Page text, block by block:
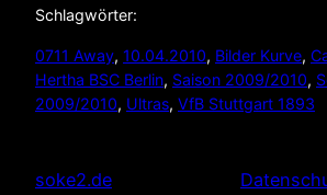
Schlagwörter:
0711 Away, 10.04.2010, Bilder Kurve,
Hertha BSC Berlin, Saison 2009/2010,
2009/2010, Ultras, VfB Stuttgart 1893
soke2.de